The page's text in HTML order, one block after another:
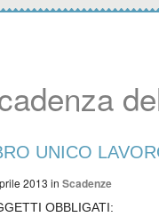
UNICO
2013 in Scadenze
OBBLIGATI: